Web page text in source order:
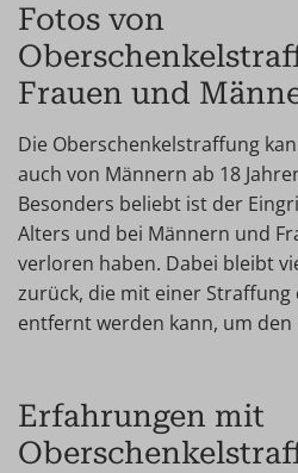
Fotos von
Frauen und
Die Oberschenkelstraffung
auch von Männern ab 18
Besonders beliebt ist der
Alters und bei Männern und
verloren haben. Dabei bleibt
zurück, die mit einer Straffung
entfernt werden kann, um
Erfahrungen mit